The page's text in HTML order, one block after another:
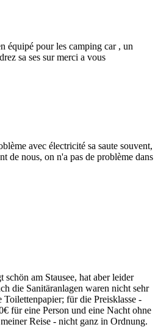
équipé pour les camping car , un
sa ses sur merci a vous
avec électricité sa saute souvent,
de nous, on n'a pas de problème dans
am Stausee, hat aber leider
die Sanitäranlagen waren nicht sehr
Toilettenpapier; für die Preisklasse -
für eine Person und eine Nacht ohne
Reise - nicht ganz in Ordnung.